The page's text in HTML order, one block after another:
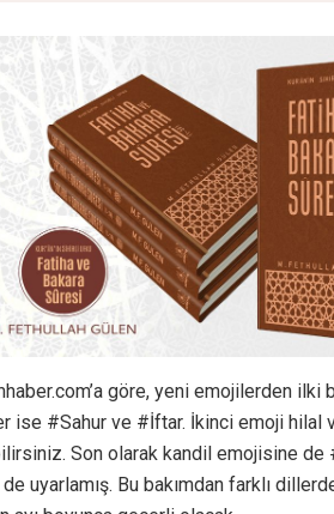
göre, yeni emojilerden ilki
ise #Sahur ve #İftar. İkinci emoji hilal
Son olarak kandil emojisine
uyarlamış. Bu bakımdan farklı